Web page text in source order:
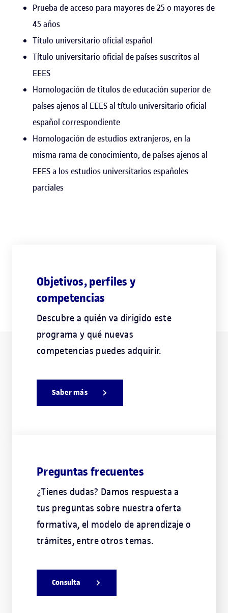
Prueba de acceso para mayores de 25 o mayores de
45 años
Título universitario oficial español
Título universitario oficial de países suscritos al
EEES
Homologación de títulos de educación superior de
países ajenos al EEES al título universitario oficial
español correspondiente
Homologación de estudios extranjeros, en la
misma rama de conocimiento, de países ajenos al
EEES a los estudios universitarios españoles
parciales
Objetivos, perfiles y
competencias
Descubre a quién va dirigido este
programa y qué nuevas
competencias puedes adquirir.
Saber más
Preguntas frecuentes
¿Tienes dudas? Damos respuesta a
tus preguntas sobre nuestra oferta
formativa, el modelo de aprendizaje o
trámites, entre otros temas.
Consulta